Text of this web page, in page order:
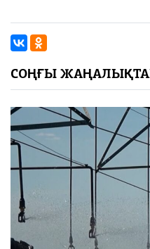
СОҢҒЫ
ҚҰРЫЛТАЙ-2026
Экология, өндіріс және
науқанында көтерген
05 тамыз 2026